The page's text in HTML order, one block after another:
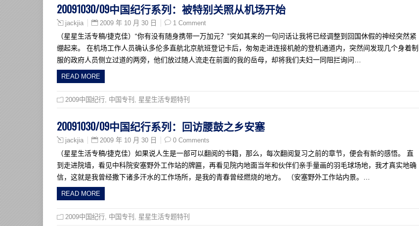
20091030/09中国纪行系列：被特别关照从机场开始
jackjia 2009 年 10 月 30 日 1 Comment
（星星生活专稿/捷克佳）“你有没有随身携带一万加元？”突如其来的一句问话让我将已经调整到回国休假的神经突然紧
绷起来。 在机场工作人员确认多伦多直航北京航班登记卡后，匆匆走进连接机舱的登机通道内，突然间发现几个身着制
服的政府人员侧立过道的两旁，他们放过随人流走在前面的我的岳母，却将我们夫妇一同阻拦询问…
READ MORE
2009中国纪行 中国专刊 星星生活专题特刊
20091030/09中国纪行系列：回访腰鼓之乡安塞
jackjia 2009 年 10 月 30 日 0 Comments
（星星生活专稿/捷克佳）如果说人生是一部可以翻阅的书籍，那么，每次翻阅复习之前的章节，便会有新的感悟。 直
到走进院墙，看见中科院安塞野外工作站的牌匾，再看见院内地面当年和伙伴们亲手量画的羽毛球场地，我才真实地确
信，这就是我曾经撒下诸多汗水的工作场所，是我的青春曾经燃烧的地方。 （安塞野外工作站内景。…
READ MORE
2009中国纪行 中国专刊 星星生活专题特刊